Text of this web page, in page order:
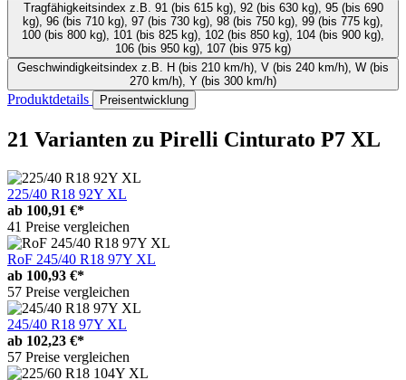
Tragfähigkeitsindex
kg), 96 (bis 710 kg), 97 (bis 730 kg), 98 (bis 750 kg), 99 (bis 775 kg),
100 (bis 800 kg), 101 (bis 825 kg), 102 (bis 850 kg), 104 (bis 900 kg),
106 (bis 950 kg), 107 (bis 975 kg)
Geschwindigkeitsindex
270 km/h), Y (bis 300 km/h)
Produktdetails Preisentwicklung
21 Varianten zu Pirelli Cinturato P7 XL
225/40 R18 92Y XL
ab 100,91 €*
41 Preise vergleichen
RoF 245/40 R18 97Y XL
ab 100,93 €*
57 Preise vergleichen
245/40 R18 97Y XL
ab 102,23 €*
57 Preise vergleichen